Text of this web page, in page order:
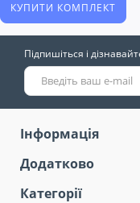
КУПИТИ КОМПЛЕКТ
Підпишіться і
Інформація
Додатково
Категорії